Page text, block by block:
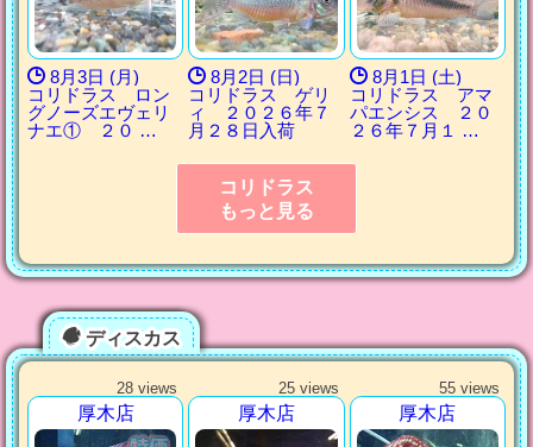
8月3日 (月)
コリドラス ロン
グノーズエヴェリ
ナエ① ２０ …
8月2日 (日)
コリドラス ゲリ
ィ ２０２６年７
月２８日入荷
8月1日 (土)
コリドラス アマ
パエンシス ２０
２６年７月１ …
コリドラス
もっと見る
ディスカス
28 views
厚木店
25 views
厚木店
55 views
厚木店